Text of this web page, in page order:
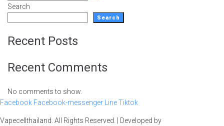
for:
Search
Search
Recent Posts
Recent Comments
No comments to show.
Facebook Facebook-messenger LineTiktok
Vapecellthailand. All Rights Reserved. | Developed by